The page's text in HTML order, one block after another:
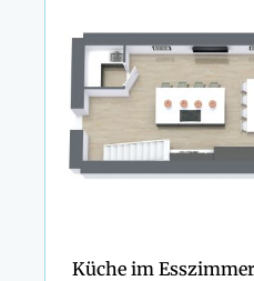
Küche im